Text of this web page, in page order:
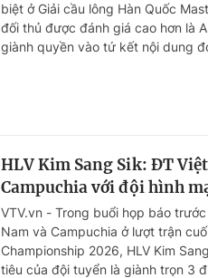
biệt ở Giải cầu lông Hàn Quốc
đối thủ được đánh giá cao hơn là
giành quyền vào tứ kết nội dung
HLV Kim Sang Sik: ĐT
Campuchia với đội hình
VTV.vn - Trong buổi họp báo
Nam và Campuchia ở lượt trận
Championship 2026, HLV Kim
tiêu của đội tuyển là giành trọn 3